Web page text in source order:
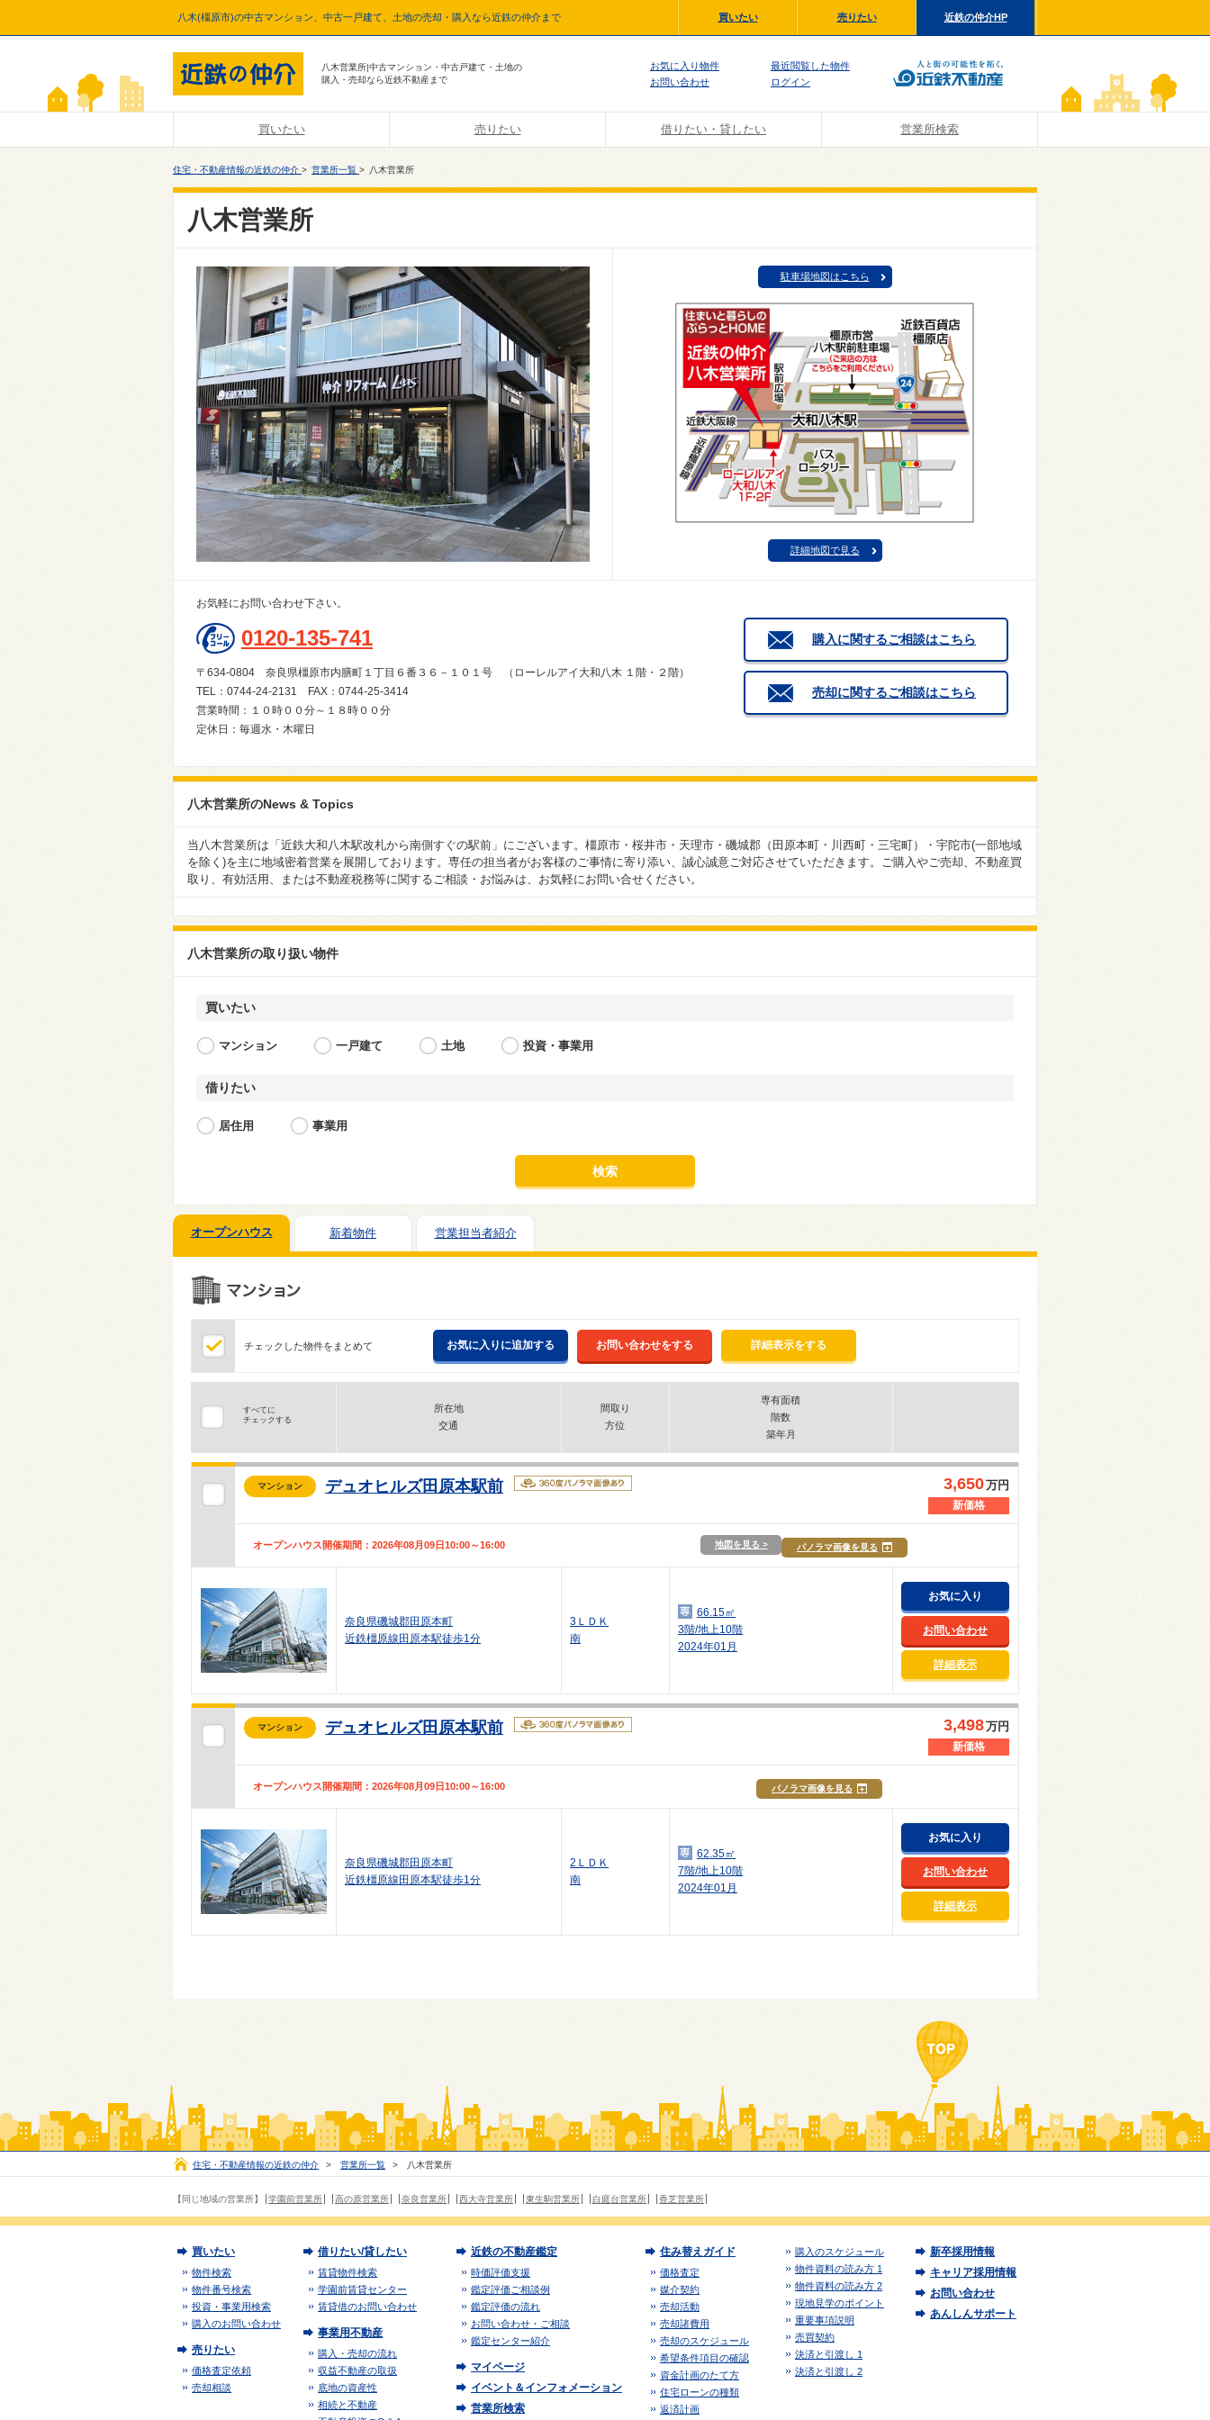
八木(橿原市)の中古マンション、中古一戸建て、土地の売却・購入なら近鉄の仲介まで 買いたい 売りたい 近鉄の仲介HP
八木営業所|中古マンション・中古戸建て・土地の
購入・売却なら近鉄不動産まで
お気に入り物件
お問い合わせ
最近閲覧した物件
ログイン
買いたい 売りたい 借りたい・貸したい 営業所検索
住宅・不動産情報の近鉄の仲介 > 営業所一覧 > 八木営業所
八木営業所
駐車場地図はこちら
詳細地図で見る
お気軽にお問い合わせ下さい。
0120-135-741
〒634-0804 奈良県橿原市内膳町１丁目６番３６－１０１号 （ローレルアイ大和八木 １階・２階）
TEL：0744-24-2131 FAX：0744-25-3414
営業時間：１０時００分～１８時００分
定休日：毎週水・木曜日
購入に関するご相談はこちら
売却に関するご相談はこちら
八木営業所のNews & Topics
当八木営業所は「近鉄大和八木駅改札から南側すぐの駅前」にございます。橿原市・桜井市・天理市・磯城郡（田原本町・川西町・三宅町）・宇陀市(一部地域
を除く)を主に地域密着営業を展開しております。専任の担当者がお客様のご事情に寄り添い、誠心誠意ご対応させていただきます。ご購入やご売却、不動産買
取り、有効活用、または不動産税務等に関するご相談・お悩みは、お気軽にお問い合せください。
八木営業所の取り扱い物件
買いたい
マンション 一戸建て 土地 投資・事業用
借りたい
居住用 事業用
オープンハウス 新着物件 営業担当者紹介
チェックした物件をまとめて お気に入りに追加する お問い合わせをする 詳細表示をする
すべてに
チェックする
所在地
交通
間取り
方位
専有面積
階数
築年月
マンション デュオヒルズ田原本駅前 3,650万円
新価格
オープンハウス開催期間：2026年08月09日10:00～16:00 地図を見る > パノラマ画像を見る
奈良県磯城郡田原本町
近鉄橿原線田原本駅徒歩1分
3ＬＤＫ
南
66.15㎡
3階/地上10階
2024年01月
お気に入り
お問い合わせ
詳細表示
マンション デュオヒルズ田原本駅前 3,498万円
新価格
オープンハウス開催期間：2026年08月09日10:00～16:00 パノラマ画像を見る
奈良県磯城郡田原本町
近鉄橿原線田原本駅徒歩1分
2ＬＤＫ
南
62.35㎡
7階/地上10階
2024年01月
お気に入り
お問い合わせ
詳細表示
住宅・不動産情報の近鉄の仲介 > 営業所一覧 > 八木営業所
【同じ地域の営業所】 学園前営業所 高の原営業所 奈良営業所 西大寺営業所 東生駒営業所 白庭台営業所 香芝営業所
買いたい
物件検索
物件番号検索
投資・事業用検索
購入のお問い合わせ
売りたい
価格査定依頼
売却相談
借りたい/貸したい
賃貸物件検索
学園前賃貸センター
賃貸借のお問い合わせ
事業用不動産
購入・売却の流れ
収益不動産の取扱
底地の資産性
相続と不動産
近鉄の不動産鑑定
時価評価支援
鑑定評価ご相談例
鑑定評価の流れ
お問い合わせ・ご相談
鑑定センター紹介
マイページ
イベント＆インフォメーション
営業所検索
住み替えガイド
価格査定
媒介契約
売却活動
売却諸費用
売却のスケジュール
希望条件項目の確認
資金計画のたて方
住宅ローンの種類
返済計画
購入のスケジュール
物件資料の読み方 1
物件資料の読み方 2
現地見学のポイント
重要事項説明
売買契約
決済と引渡し 1
決済と引渡し 2
新卒採用情報
キャリア採用情報
お問い合わせ
あんしんサポート